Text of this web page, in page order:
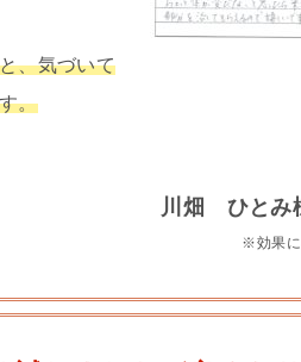
、気づいて
。
川畑 ひとみ
※効果に